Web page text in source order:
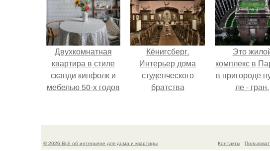
Двухкомнатная
квартира в стиле
сканди кинфолк и
мебелью 50-х годов
Кёнигсберг.
Интерьер дома
студенческого
братства
Это
комплекс в
в пригороде
ле - гран.
© 2026 Всё об интерьере для дома и квартиры Контакты